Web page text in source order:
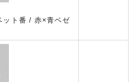
ト番 / 赤×青ベゼ